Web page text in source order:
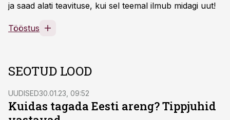
ja saad alati teavituse, kui sel teemal ilmub midagi uut!
Tööstus
SEOTUD LOOD
UUDISED30.01.23, 09:52
Kuidas tagada Eesti areng? Tippjuhid